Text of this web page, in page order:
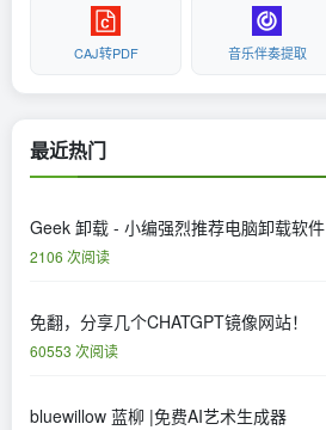
CAJ转PDF 音乐伴奏提取
最近热门
Geek 卸载 - 小编强烈推荐电脑卸载软件
2106 次阅读
免翻，分享几个CHATGPT镜像网站！
60553 次阅读
bluewillow 蓝柳 |免费AI艺术生成器